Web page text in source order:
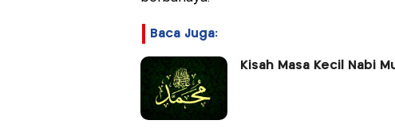
Baca Juga:
Kisah Masa Kecil Nabi